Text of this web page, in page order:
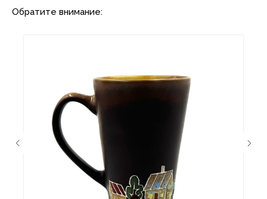
Обратите внимание: